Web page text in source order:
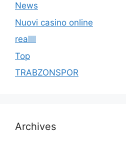
News
Nuovi casino online
reallll
Top
TRABZONSPOR
Archives